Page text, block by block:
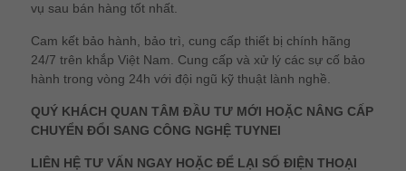
vụ sau bán hàng tốt nhất.
Cam kết bảo hành, bảo trì, cung cấp thiết bị chính hãng
24/7 trên khắp Việt Nam. Cung cấp và xử lý các sự cố bảo
hành trong vòng 24h với đội ngũ kỹ thuật lành nghề.
QUÝ KHÁCH QUAN TÂM ĐẦU TƯ MỚI HOẶC NÂNG CẤP
CHUYỂN ĐỔI SANG CÔNG NGHỆ TUYNEl
LIÊN HỆ TƯ VẤN NGAY HOẶC ĐỂ LẠI SỐ ĐIỆN THOẠI